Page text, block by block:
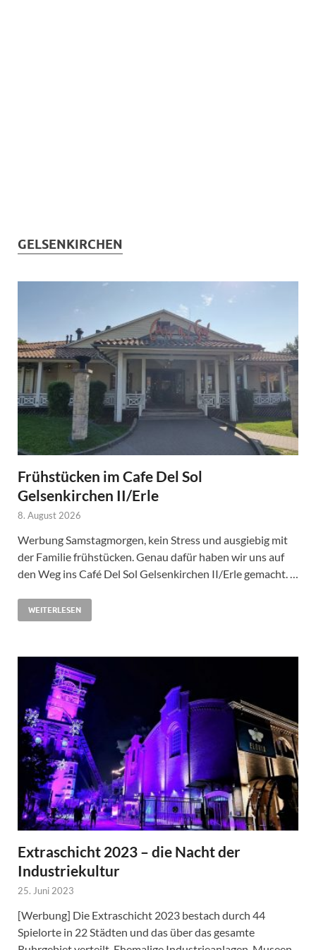
GELSENKIRCHEN
Frühstücken im Cafe Del Sol
Gelsenkirchen II/Erle
8. August 2026
Werbung Samstagmorgen, kein Stress und ausgiebig mit
der Familie frühstücken. Genau dafür haben wir uns auf
den Weg ins Café Del Sol Gelsenkirchen II/Erle gemacht. …
WEITERLESEN
Extraschicht 2023 – die Nacht der
Industriekultur
25. Juni 2023
[Werbung] Die Extraschicht 2023 bestach durch 44
Spielorte in 22 Städten und das über das gesamte